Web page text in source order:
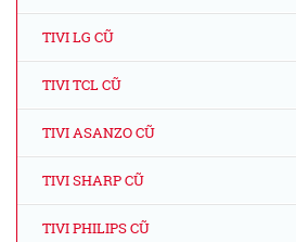
TIVI LG CŨ
TIVI TCL CŨ
TIVI ASANZO CŨ
TIVI SHARP CŨ
TIVI PHILIPS CŨ